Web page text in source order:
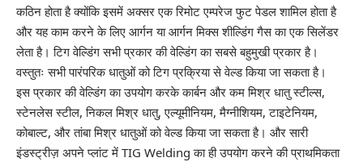
कठिन होता है क्योंकि इसमें अक्सर एक रिमोट एम्परेज फुट पेडल शामिल होता है
और यह काम करने के लिए आर्गन या आर्गन मिक्स शील्डिंग गैस का एक सिलेंडर
लेता है। टिग वेल्डिंग सभी प्रकार की वेल्डिंग का सबसे बहुमुखी प्रकार है।
वस्तुतः सभी पारंपरिक धातुओं को टिग प्रक्रिया से वेल्ड किया जा सकता है।
इस प्रकार की वेल्डिंग का उपयोग करके कार्बन और कम मिश्र धातु स्टील्स,
स्टेनलेस स्टील, निकल मिश्र धातु, एल्यूमीनियम, मैग्नीशियम, टाइटेनियम,
कोबाल्ट, और तांबा मिश्र धातुओं को वेल्ड किया जा सकता है। और सारी
इंडस्ट्रीज़ अपने प्लांट में TIG Welding का ही उपयोग करने की प्राथमिकता